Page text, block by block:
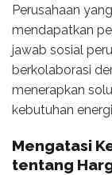
Perusahaan
mendapatkan
jawab sosial
berkolaborasi
menerapkan
kebutuhan
Mengatasi
tentang